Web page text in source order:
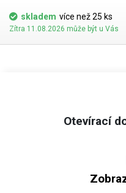
skladem více než 25 ks
Zítra 11.08.2026 může být u Vás
Otevírací